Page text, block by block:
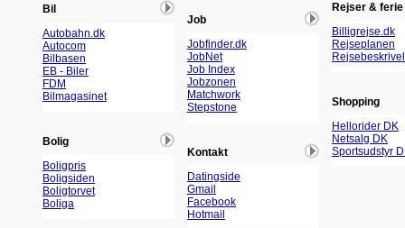
Bil
Autobahn.dk
Autocom
Bilbasen
EB - Biler
FDM
Bilmagasinet
Bolig
Boligpris
Boligsiden
Boligtorvet
Boliga
Job
Jobfinder.dk
JobNet
Job Index
Jobzonen
Matchwork
Stepstone
Kontakt
Datingside
Gmail
Facebook
Hotmail
Rejser & ferie
Billigrejse.dk
Rejseplanen
Shopping
Hellorider DK
Netsalg DK
Sportsudstyr